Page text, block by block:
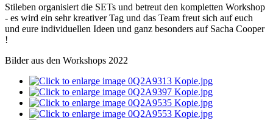
Stileben organisiert die SETs und betreut den kompletten Workshop
- es wird ein sehr kreativer Tag und das Team freut sich auf euch
und eure individuellen Ideen und ganz besonders auf Sacha Cooper
!
Bilder aus den Workshops 2022